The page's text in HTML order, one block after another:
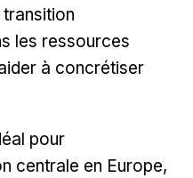
les ressources
à concrétiser
pour
centrale en Europe,